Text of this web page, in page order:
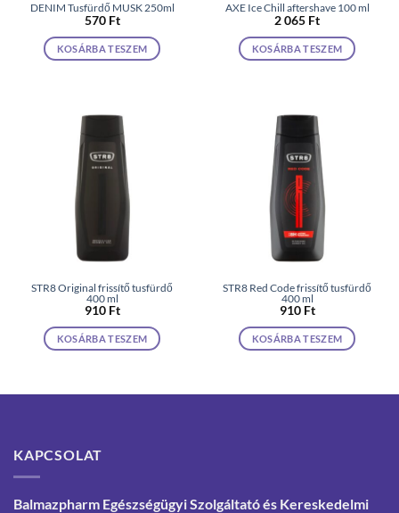
DENIM Tusfürdő MUSK 250ml
570 Ft
KOSÁRBA TESZEM
AXE Ice Chill aftershave 100 ml
2 065 Ft
KOSÁRBA TESZEM
STR8 Original frissítő tusfürdő
400 ml
910 Ft
KOSÁRBA TESZEM
STR8 Red Code frissítő tusfürdő
400 ml
910 Ft
KOSÁRBA TESZEM
KAPCSOLAT
Balmazpharm Egészségügyi Szolgáltató és Kereskedelmi